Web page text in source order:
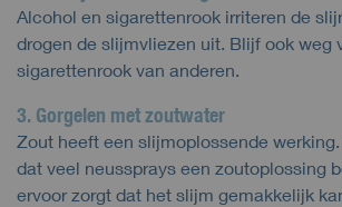
Alcohol en sigarettenrook irriteren de
drogen de slijmvliezen uit. Blijf ook weg
sigarettenrook van anderen.
3. Gorgelen met zoutwater
Zout heeft een slijmoplossende
dat veel neussprays een zoutoplossing
ervoor zorgt dat het slijm gemakkelijk